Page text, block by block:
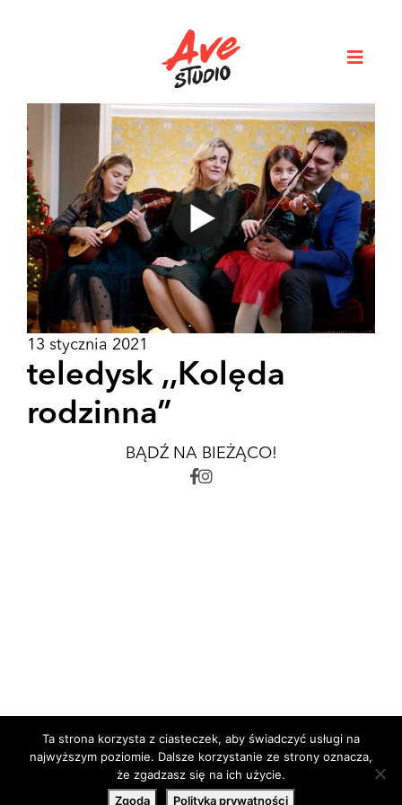
13 stycznia 2021
teledysk ,,Kolęda
rodzinna”
BĄDŹ NA BIEŻĄCO!
Ta strona korzysta z ciasteczek, aby świadczyć usługi na
najwyższym poziomie. Dalsze korzystanie ze strony oznacza,
że zgadzasz się na ich użycie.
Zgoda
Polityka prywatności